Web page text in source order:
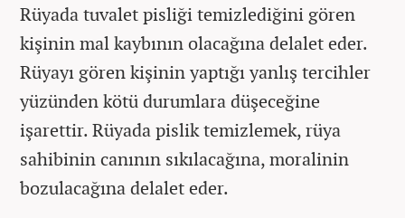
Rüyada tuvalet pisliği temizlediğini gören
kişinin mal kaybının olacağına delalet eder.
Rüyayı gören kişinin yaptığı yanlış tercihler
yüzünden kötü durumlara düşeceğine
işarettir. Rüyada pislik temizlemek, rüya
sahibinin canının sıkılacağına, moralinin
bozulacağına delalet eder.